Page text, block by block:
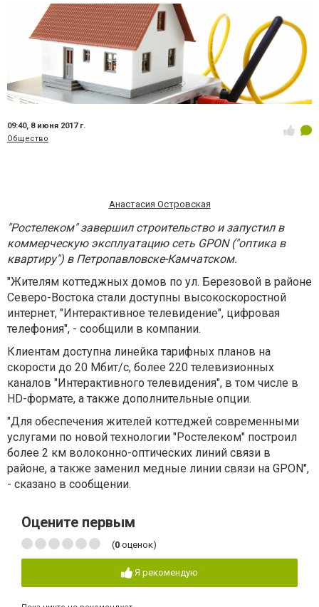
09:40, 8 июня 2017 г.
Общество
Анастасия Островская
"Ростелеком" завершил строительство и запустил в
коммерческую эксплуатацию сеть GPON ("оптика в
квартиру") в Петропавловске-Камчатском.
"Жителям коттеджных домов по ул. Березовой в районе
Северо-Востока стали доступны высокоскоростной
интернет, "Интерактивное телевидение", цифровая
телефония", - сообщили в компании.
Клиентам доступна линейка тарифных планов на
скорости до 20 Мбит/с, более 220 телевизионных
каналов "Интерактивного телевидения", в том числе в
НD-формате, а также дополнительные опции.
"Для обеспечения жителей коттеджей современными
услугами по новой технологии "Ростелеком" построил
более 2 км волоконно-оптических линий связи в
районе, а также заменил медные линии связи на GPON",
- сказано в сообщении.
Оцените первым
(0 оценок)
Я рекомендую